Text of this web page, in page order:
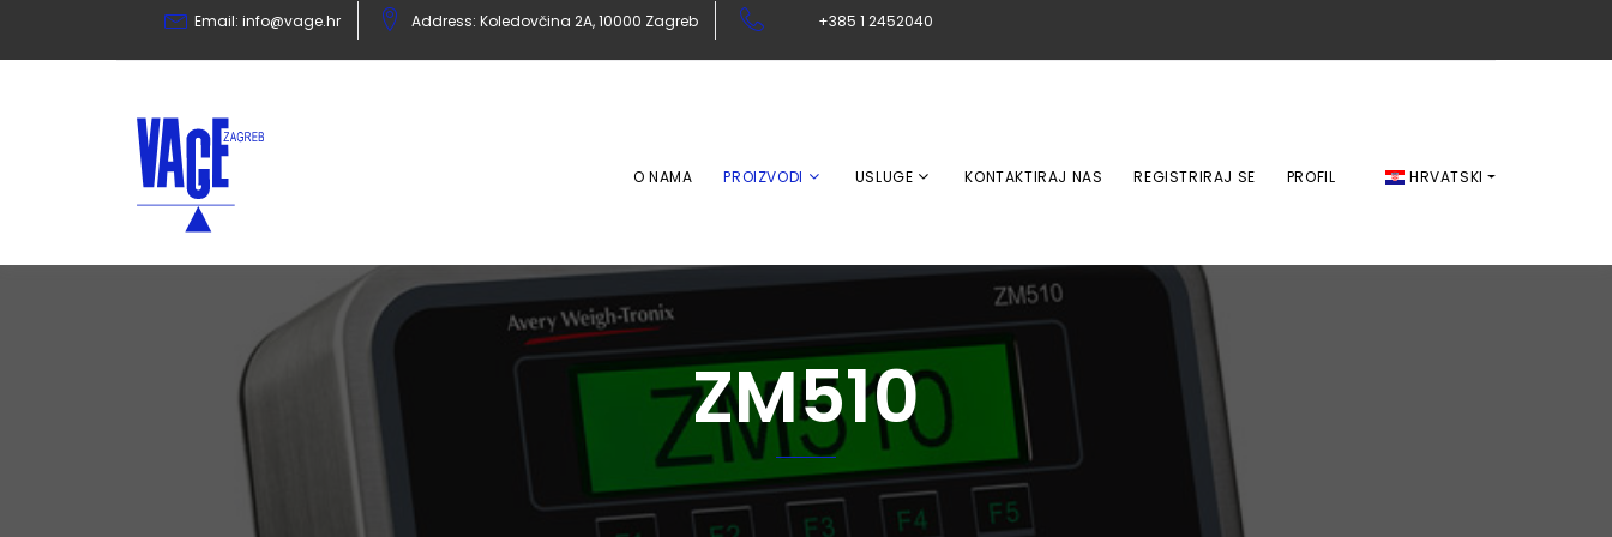
Email: info@vage.hr Address: Koledovčina 2A, 10000 Zagreb +385 1 2452040
O NAMA PROIZVODI USLUGE KONTAKTIRAJ NAS REGISTRIRAJ SE PROFIL HRVATSKI
ZM510